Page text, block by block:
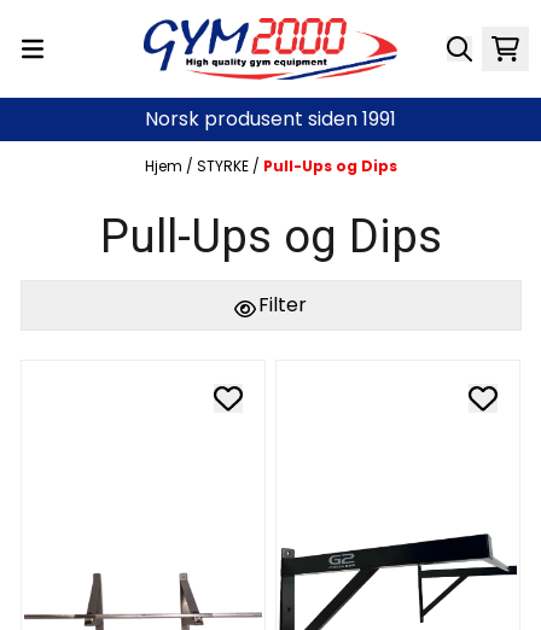
Norsk produsent siden 1991
Hjem / STYRKE / Pull-Ups og Dips
Pull-Ups og Dips
Filter